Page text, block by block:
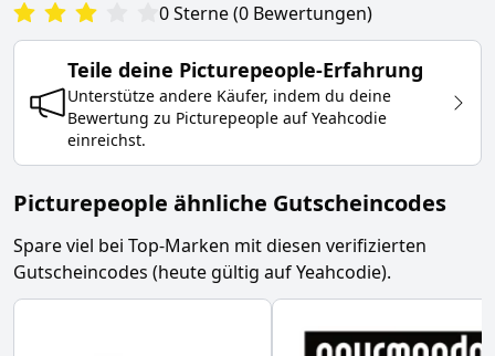
0Sterne(0 Bewertungen)
Teile deine Picturepeople-Erfahrung
Unterstütze andere Käufer, indem du deine
Bewertung zu Picturepeople auf Yeahcodie
einreichst.
Picturepeople ähnliche Gutscheincodes
Spare viel bei Top-Marken mit diesen verifizierten
Gutscheincodes (heute gültig auf Yeahcodie).